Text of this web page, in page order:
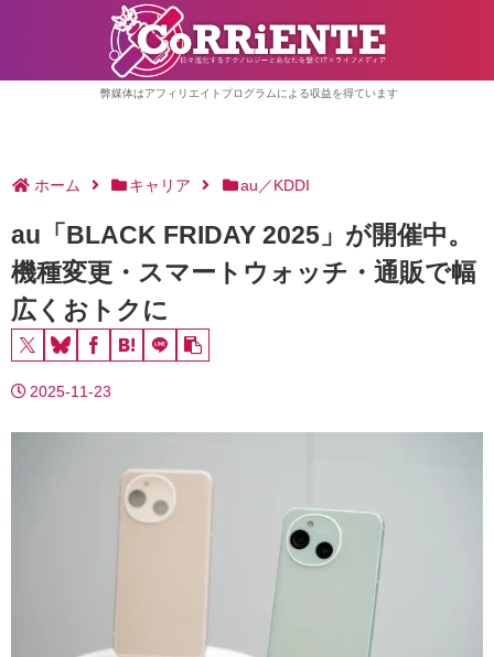
弊媒体はアフィリエイトプログラムによる収益を得ています
ホーム キャリア au／KDDI
au「BLACK FRIDAY 2025」が開催中。
機種変更・スマートウォッチ・通販で幅
広くおトクに
2025-11-23